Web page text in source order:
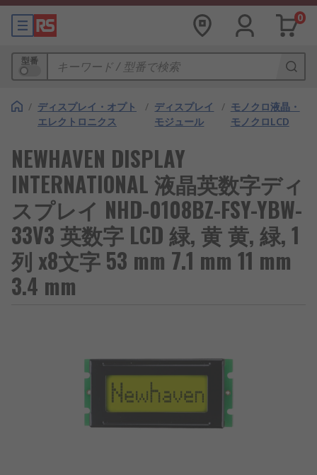
0
型番
/ ディスプレイ・オプト
エレクトロニクス
/ ディスプレイ
モジュール
/ モノクロ液晶・
モノクロLCD
NEWHAVEN DISPLAY
INTERNATIONAL 液晶英数字ディ
スプレイ NHD-0108BZ-FSY-YBW-
33V3 英数字 LCD 緑, 黄 黄, 緑, 1
列 x8文字 53 mm 7.1 mm 11 mm
3.4 mm